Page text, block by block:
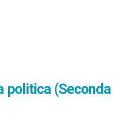
politica (Seconda